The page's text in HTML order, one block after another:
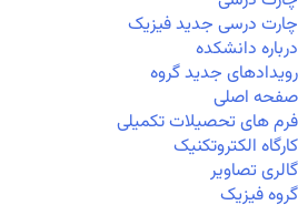
چارت درسی جدید فیزیک
درباره دانشکده
رویدادهای جدید گروه
صفحه اصلی
فرم های تحصیلات تکمیلی
کارگاه الکتروتکنیک
گالری تصاویر
گروه فیزیک